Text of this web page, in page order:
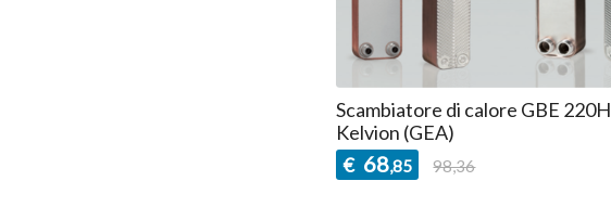
Scambiatore di calore GBE 220H
Kelvion (GEA)
€ 68,85 98,36